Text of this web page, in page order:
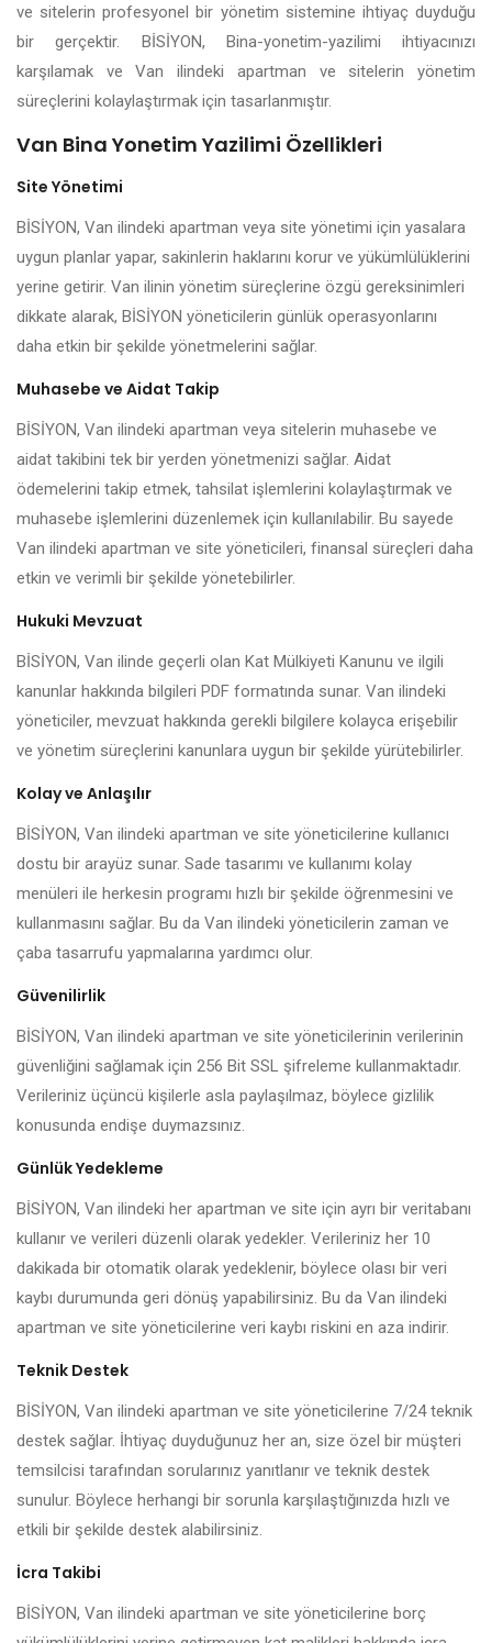
ve sitelerin profesyonel bir yönetim sistemine ihtiyaç duyduğu
bir gerçektir. BİSİYON, Bina-yonetim-yazilimi ihtiyacınızı
karşılamak ve Van ilindeki apartman ve sitelerin yönetim
süreçlerini kolaylaştırmak için tasarlanmıştır.
Van Bina Yonetim Yazilimi Özellikleri
Site Yönetimi
BİSİYON, Van ilindeki apartman veya site yönetimi için yasalara
uygun planlar yapar, sakinlerin haklarını korur ve yükümlülüklerini
yerine getirir. Van ilinin yönetim süreçlerine özgü gereksinimleri
dikkate alarak, BİSİYON yöneticilerin günlük operasyonlarını
daha etkin bir şekilde yönetmelerini sağlar.
Muhasebe ve Aidat Takip
BİSİYON, Van ilindeki apartman veya sitelerin muhasebe ve
aidat takibini tek bir yerden yönetmenizi sağlar. Aidat
ödemelerini takip etmek, tahsilat işlemlerini kolaylaştırmak ve
muhasebe işlemlerini düzenlemek için kullanılabilir. Bu sayede
Van ilindeki apartman ve site yöneticileri, finansal süreçleri daha
etkin ve verimli bir şekilde yönetebilirler.
Hukuki Mevzuat
BİSİYON, Van ilinde geçerli olan Kat Mülkiyeti Kanunu ve ilgili
kanunlar hakkında bilgileri PDF formatında sunar. Van ilindeki
yöneticiler, mevzuat hakkında gerekli bilgilere kolayca erişebilir
ve yönetim süreçlerini kanunlara uygun bir şekilde yürütebilirler.
Kolay ve Anlaşılır
BİSİYON, Van ilindeki apartman ve site yöneticilerine kullanıcı
dostu bir arayüz sunar. Sade tasarımı ve kullanımı kolay
menüleri ile herkesin programı hızlı bir şekilde öğrenmesini ve
kullanmasını sağlar. Bu da Van ilindeki yöneticilerin zaman ve
çaba tasarrufu yapmalarına yardımcı olur.
Güvenilirlik
BİSİYON, Van ilindeki apartman ve site yöneticilerinin verilerinin
güvenliğini sağlamak için 256 Bit SSL şifreleme kullanmaktadır.
Verileriniz üçüncü kişilerle asla paylaşılmaz, böylece gizlilik
konusunda endişe duymazsınız.
Günlük Yedekleme
BİSİYON, Van ilindeki her apartman ve site için ayrı bir veritabanı
kullanır ve verileri düzenli olarak yedekler. Verileriniz her 10
dakikada bir otomatik olarak yedeklenir, böylece olası bir veri
kaybı durumunda geri dönüş yapabilirsiniz. Bu da Van ilindeki
apartman ve site yöneticilerine veri kaybı riskini en aza indirir.
Teknik Destek
BİSİYON, Van ilindeki apartman ve site yöneticilerine 7/24 teknik
destek sağlar. İhtiyaç duyduğunuz her an, size özel bir müşteri
temsilcisi tarafından sorularınız yanıtlanır ve teknik destek
sunulur. Böylece herhangi bir sorunla karşılaştığınızda hızlı ve
etkili bir şekilde destek alabilirsiniz.
İcra Takibi
BİSİYON, Van ilindeki apartman ve site yöneticilerine borç